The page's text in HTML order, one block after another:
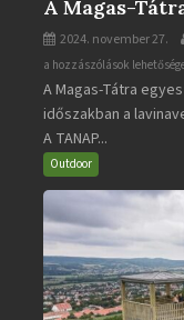
A Magas-
2024. november 27.
A
Magas-
Tátra
járható
turistaútjai
a hozzászólások
A Magas-Tátra
időszakban a
A TANAP...
Outdoor